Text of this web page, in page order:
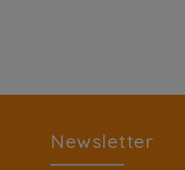
Newsletter